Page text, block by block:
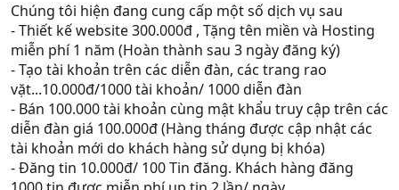
Chúng tôi hiện đang cung cấp một số dịch vụ sau
- Thiết kế website 300.000đ , Tặng tên miền và Hosting
miễn phí 1 năm (Hoàn thành sau 3 ngày đăng ký)
- Tạo tài khoản trên các diễn đàn, các trang rao
vặt...10.000đ/1000 tài khoản/ 1000 diễn đàn
- Bán 100.000 tài khoản cùng mật khẩu truy cập trên các
diễn đàn giá 100.000đ (Hàng tháng được cập nhật các
tài khoản mới do khách hàng sử dụng bị khóa)
- Đăng tin 10.000đ/ 100 Tin đăng. Khách hàng đăng